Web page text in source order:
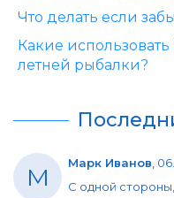
Что делать если
Какие
летней рыбалки?
М Марк Иванов,
С одной